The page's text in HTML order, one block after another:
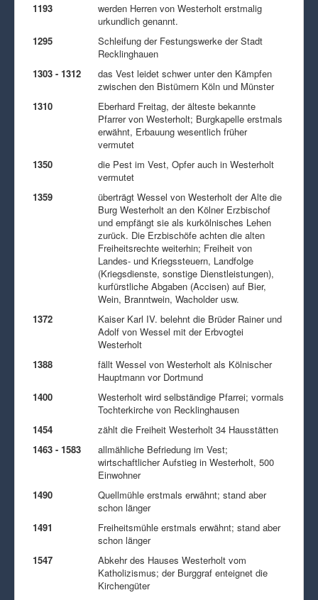
1193
werden Herren von Westerholt erstmalig
urkundlich genannt.
1295
Schleifung der Festungswerke der Stadt
Recklinghauen
1303 - 1312
das Vest leidet schwer unter den Kämpfen
zwischen den Bistümern Köln und Münster
1310
Eberhard Freitag, der älteste bekannte
Pfarrer von Westerholt; Burgkapelle erstmals
erwähnt, Erbauung wesentlich früher
vermutet
1350
die Pest im Vest, Opfer auch in Westerholt
vermutet
1359
überträgt Wessel von Westerholt der Alte die
Burg Westerholt an den Kölner Erzbischof
und empfängt sie als kurkölnisches Lehen
zurück. Die Erzbischöfe achten die alten
Freiheitsrechte weiterhin; Freiheit von
Landes- und Kriegssteuern, Landfolge
(Kriegsdienste, sonstige Dienstleistungen),
kurfürstliche Abgaben (Accisen) auf Bier,
Wein, Branntwein, Wacholder usw.
1372
Kaiser Karl IV. belehnt die Brüder Rainer und
Adolf von Wessel mit der Erbvogtei
Westerholt
1388
fällt Wessel von Westerholt als Kölnischer
Hauptmann vor Dortmund
1400
Westerholt wird selbständige Pfarrei; vormals
Tochterkirche von Recklinghausen
1454
zählt die Freiheit Westerholt 34 Hausstätten
1463 - 1583
allmähliche Befriedung im Vest;
wirtschaftlicher Aufstieg in Westerholt, 500
Einwohner
1490
Quellmühle erstmals erwähnt; stand aber
schon länger
1491
Freiheitsmühle erstmals erwähnt; stand aber
schon länger
1547
Abkehr des Hauses Westerholt vom
Katholizismus; der Burggraf enteignet die
Kirchengüter